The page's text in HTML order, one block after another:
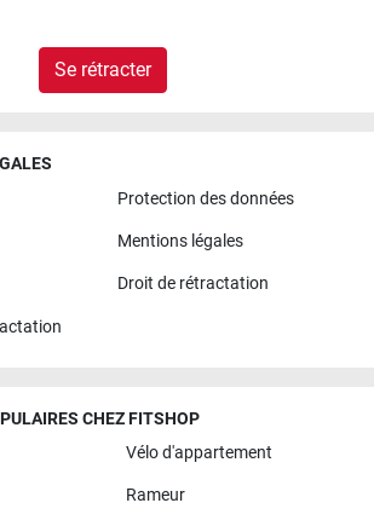
Se rétracter
Protection des données
Mentions légales
Droit de rétractation
CHEZ FITSHOP
Vélo d'appartement
Rameur